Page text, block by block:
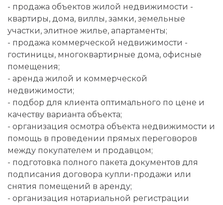
- продажа объектов жилой недвижимости -
квартиры, дома, виллы, замки, земельные
участки, элитное жилье, апартаменты;
- продажа коммерческой недвижимости -
гостиницы, многоквартирные дома, офисные
помещения;
- аренда жилой и коммерческой
недвижимости;
- подбор для клиента оптимального по цене и
качеству варианта объекта;
- организация осмотра объекта недвижимости и
помощь в проведении прямых переговоров
между покупателем и продавцом;
- подготовка полного пакета документов для
подписания договора купли-продажи или
снятия помещений в аренду;
- организация нотариальной регистрации